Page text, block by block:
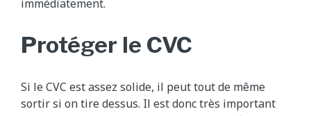
immédiatement.
Protéger le CVC
Si le CVC est assez solide, il peut tout de même
sortir si on tire dessus. Il est donc très important